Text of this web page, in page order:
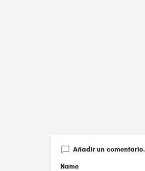
Añadir un comentario.
Name